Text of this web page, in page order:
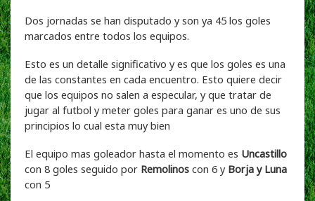
Dos jornadas se han disputado y son ya 45 los goles
marcados entre todos los equipos.
Esto es un detalle significativo y es que los goles es una
de las constantes en cada encuentro. Esto quiere decir
que los equipos no salen a especular, y que tratar de
jugar al futbol y meter goles para ganar es uno de sus
principios lo cual esta muy bien
El equipo mas goleador hasta el momento es Uncastillo
con 8 goles seguido por Remolinos con 6 y Borja y Luna
con 5